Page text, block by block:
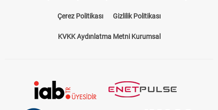
Çerez Politikası Gizlilik Politikası
KVKK Aydınlatma Metni Kurumsal